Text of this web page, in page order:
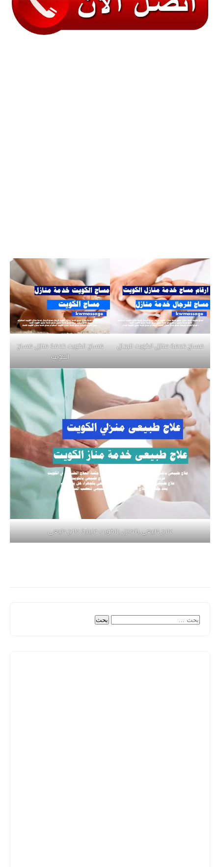
مساج خدمة منازل الكويت للرجال
مساج الكويت خدمة منازل مساج
الكويت
علاج طبيعي بالمنزل بالكويت فلبينية علاج طبيعي
البحث